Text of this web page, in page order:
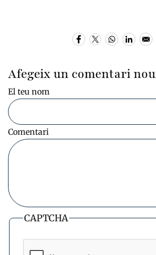
Afegeix un comentari nou
El teu nom
Comentari
CAPTCHA